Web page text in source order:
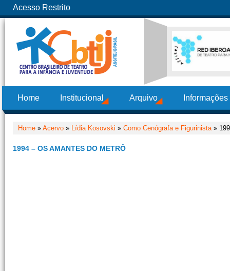
Acesso Restrito
Home Institucional Arquivo
Home » Acervo » Lídia Kosovski » Como Cenógrafa e Figurinista»
1994 – OS AMANTES DO METRÔ